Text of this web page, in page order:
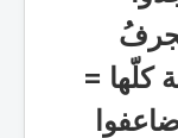
كلّها =